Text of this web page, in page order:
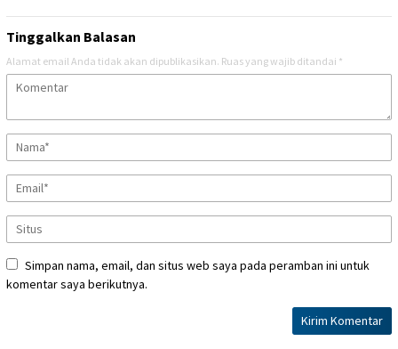
Tinggalkan Balasan
Alamat email Anda tidak akan dipublikasikan. Ruas yang wajib ditandai *
Simpan nama, email, dan situs web saya pada peramban ini untuk
komentar saya berikutnya.